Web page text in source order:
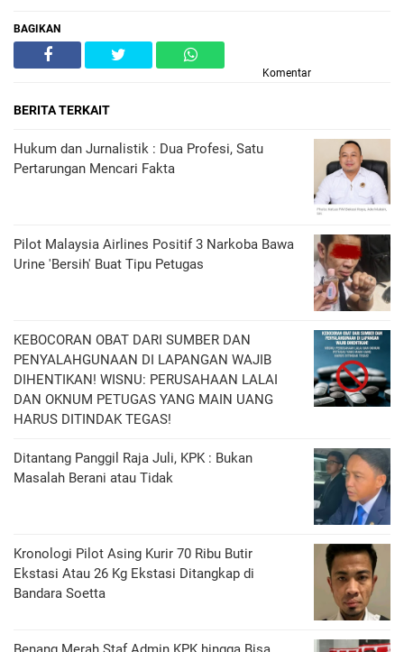
BAGIKAN
Komentar
BERITA TERKAIT
Hukum dan Jurnalistik : Dua Profesi, Satu
Pertarungan Mencari Fakta
Pilot Malaysia Airlines Positif 3 Narkoba Bawa
Urine 'Bersih' Buat Tipu Petugas
KEBOCORAN OBAT DARI SUMBER DAN
PENYALAHGUNAAN DI LAPANGAN WAJIB
DIHENTIKAN! WISNU: PERUSAHAAN LALAI
DAN OKNUM PETUGAS YANG MAIN UANG
HARUS DITINDAK TEGAS!
Ditantang Panggil Raja Juli, KPK : Bukan
Masalah Berani atau Tidak
Kronologi Pilot Asing Kurir 70 Ribu Butir
Ekstasi Atau 26 Kg Ekstasi Ditangkap di
Bandara Soetta